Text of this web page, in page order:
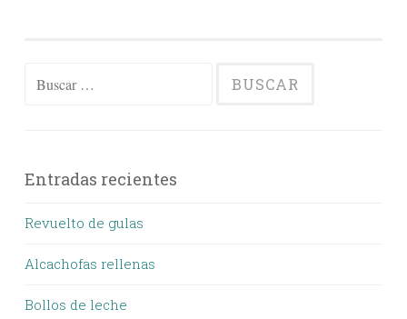
Entradas recientes
Revuelto de gulas
Alcachofas rellenas
Bollos de leche